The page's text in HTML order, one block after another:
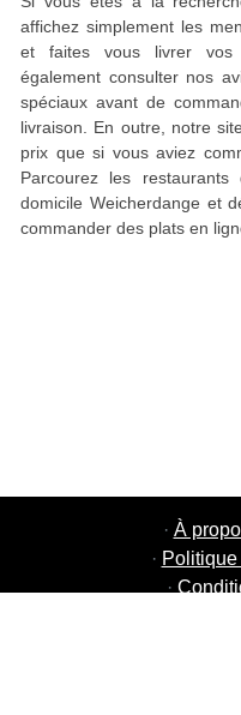
affichez simplement les
et faites vous livrer vos
également consulter nos
spéciaux avant de
livraison. En outre, notre
prix que si vous aviez
Parcourez les
domicile Weicherdange et
commander des plats en
· À
·
·